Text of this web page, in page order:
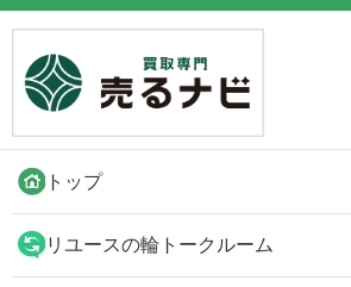
トップ
リユースの輪トークルーム